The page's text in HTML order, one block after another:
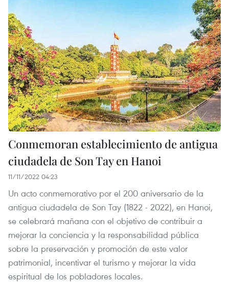
Conmemoran establecimiento de antigua
ciudadela de Son Tay en Hanoi
11/11/2022 04:23
Un acto conmemorativo por el 200 aniversario de la
antigua ciudadela de Son Tay (1822 - 2022), en Hanoi,
se celebrará mañana con el objetivo de contribuir a
mejorar la conciencia y la responsabilidad pública
sobre la preservación y promoción de este valor
patrimonial, incentivar el turismo y mejorar la vida
espiritual de los pobladores locales.